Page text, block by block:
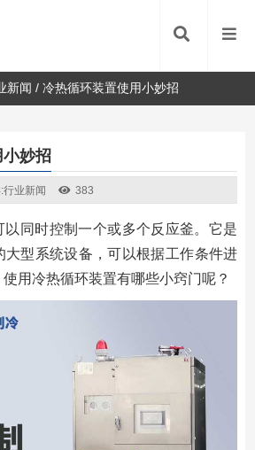
新闻 /冷热循环装置使用小妙招
妙招
行业新闻 383
以同时控制一个或多个反应釜。它是
大型系统设备，可以根据工作条件进
用冷热循环装置有哪些小窍门呢？